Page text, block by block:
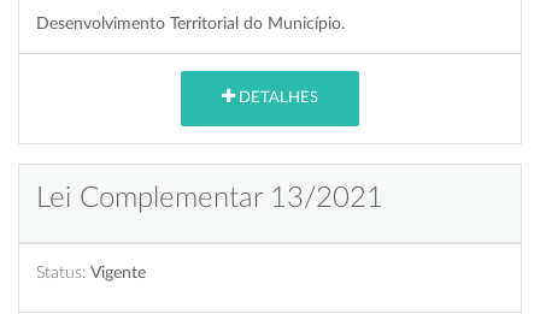
Desenvolvimento Territorial do Município.
DETALHES
Lei Complementar 13/2021
Status: Vigente